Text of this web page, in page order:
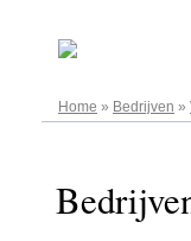
Home » Bedrijven »